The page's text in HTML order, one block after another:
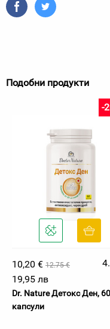
Подобни продукти
10,20 € 12.75 €
-
19,95 лв
Dr. Nature Детокс Ден, 60
капсули